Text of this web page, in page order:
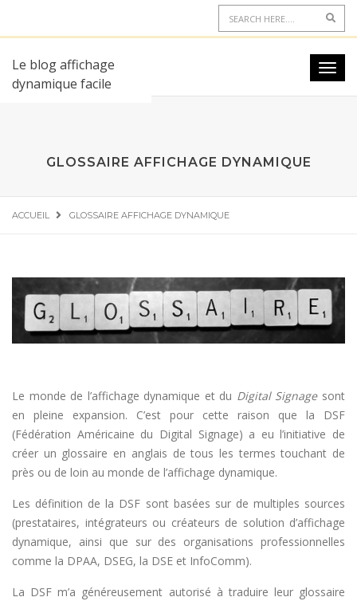
Le blog affichage
dynamique facile
GLOSSAIRE AFFICHAGE DYNAMIQUE
ACCUEIL GLOSSAIRE AFFICHAGE DYNAMIQUE
Le monde de l’affichage dynamique et du Digital Signagesont
en pleine expansion. C’est pour cette raison que la DSF
(Fédération Américaine du Digital Signage) a eu l’initiative de
créer un glossaire en anglais de tous les termes touchant de
près ou de loin au monde de l’affichage dynamique.
Les définition de la DSF sont basées sur de multiples sources
(prestataires, intégrateurs ou créateurs de solution d’affichage
dynamique, ainsi que sur des organisations professionnelles
comme la DPAA, DSEG, la DSE et InfoComm).
La DSF m’a généreusement autorisé à traduire leur glossaire